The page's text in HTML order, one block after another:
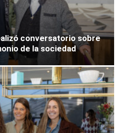
conversatorio sobre
de la sociedad